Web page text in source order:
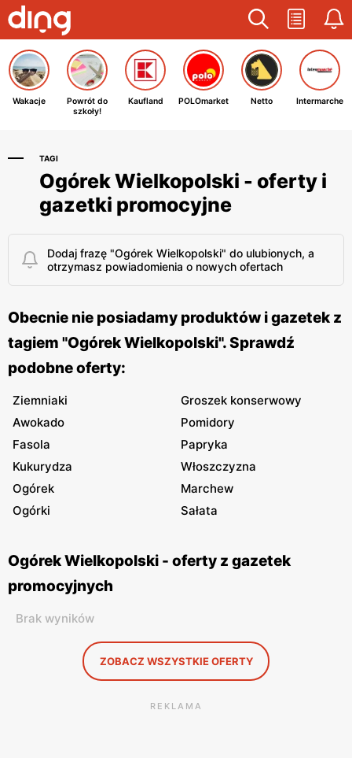
Wakacje
Powrót do
szkoły!
Kaufland POLOmarket Netto Intermarche
TAGI
Ogórek Wielkopolski - oferty i
gazetki promocyjne
Dodaj frazę "Ogórek Wielkopolski" do ulubionych, a
otrzymasz powiadomienia o nowych ofertach
Obecnie nie posiadamy produktów i gazetek z
tagiem "Ogórek Wielkopolski". Sprawdź
podobne oferty:
Ziemniaki
Groszek konserwowy
Awokado
Pomidory
Fasola
Papryka
Kukurydza
Włoszczyzna
Ogórek
Marchew
Ogórki
Sałata
Ogórek Wielkopolski - oferty z gazetek
promocyjnych
Brak wyników
ZOBACZ WSZYSTKIE OFERTY
REKLAMA